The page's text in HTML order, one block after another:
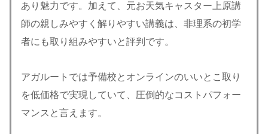
あり魅力です。加えて、元お天気キャスター上原講
師の親しみやすく解りやすい講義は、非理系の初学
者にも取り組みやすいと評判です。
アガルートでは予備校とオンラインのいいとこ取り
を低価格で実現していて、圧倒的なコストパフォー
マンスと言えます。